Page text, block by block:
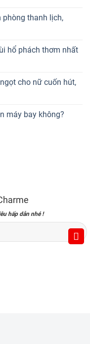
phòng thanh lịch,
hổ phách thơm nhất
cho nữ cuốn hút,
máy bay không?
hấp dẫn nhé !